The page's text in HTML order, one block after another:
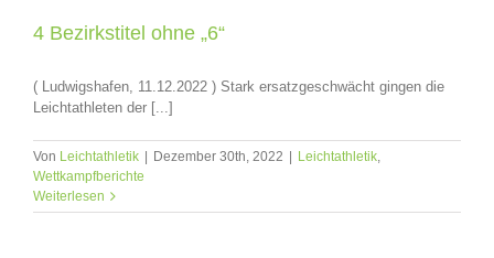
4 Bezirkstitel ohne „6“
( Ludwigshafen, 11.12.2022 ) Stark ersatzgeschwächt gingen die
Leichtathleten der [...]
Von Leichtathletik Dezember 30th, 2022 Leichtathletik,
Wettkampfberichte
Weiterlesen